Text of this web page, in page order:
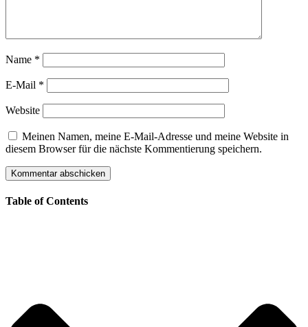
Name *
E-Mail *
Website
Meinen Namen, meine E-Mail-Adresse und meine Website in
diesem Browser für die nächste Kommentierung speichern.
Table of Contents